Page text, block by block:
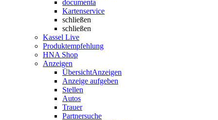
documenta
Kartenservice
schließen
schließen
Kassel Live
Produktempfehlung
HNA Shop
Anzeigen
ÜbersichtAnzeigen
Anzeige aufgeben
Stellen
Autos
Trauer
Partnersuche